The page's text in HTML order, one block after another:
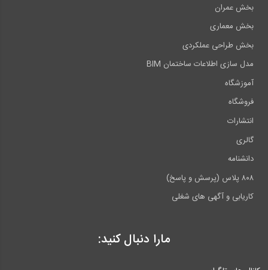
بخش عمران
بخش معماری
بخش طراحی عملکردی
مدل سازی اطلاعات ساختمان BIM
آموزشگاه
فروشگاه
انتشارات
گالری
دانشنامه
۸۰۸ پلاس (پرسش و پاسخ)
کاریابی و آگهی های شغلی
مارا دنبال کنید: